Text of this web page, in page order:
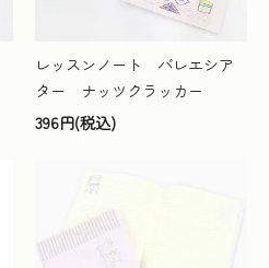
レッスンノート バレエシア
ター ナッツクラッカー
396円(税込)